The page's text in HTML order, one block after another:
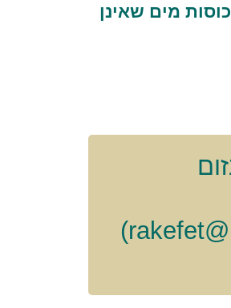
תנועות חדשות. אנה מכם הגיעו לחניכה זו פתוחים ללמוד את דרכי התפילה והביאו עמכם 3 כוסות מים שאינן